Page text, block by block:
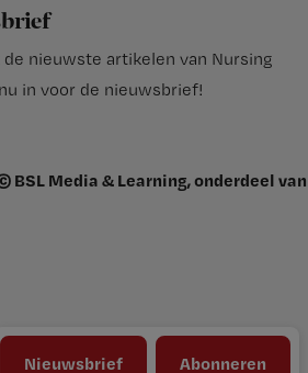
Nieuwsbrief Abonneren
nieuwste artikelen van Nursing
in voor de nieuwsbrief!
BSL Media & Learning, onderdeel van